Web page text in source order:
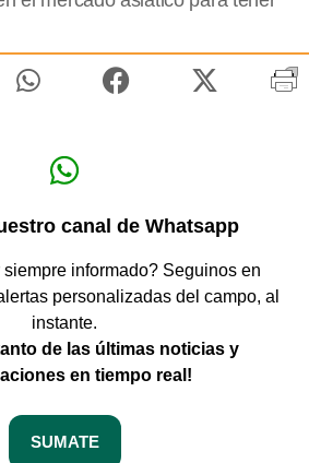
canal de Whatsapp
informado? Seguinos en
personalizadas del campo, al
instante.
de las últimas noticias y
en tiempo real!
SUMATE